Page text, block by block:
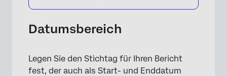
Datumsbereich
Legen Sie den Stichtag für Ihren Bericht
fest, der auch als Start- und Enddatum